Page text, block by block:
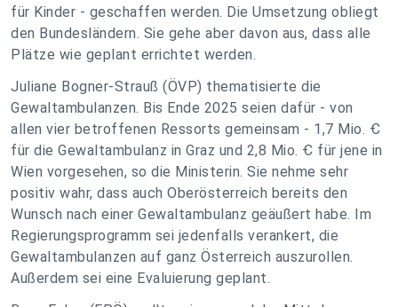
für Kinder - geschaffen werden. Die Umsetzung obliegt
den Bundesländern. Sie gehe aber davon aus, dass alle
Plätze wie geplant errichtet werden.
Juliane Bogner-Strauß (ÖVP) thematisierte die
Gewaltambulanzen. Bis Ende 2025 seien dafür - von
allen vier betroffenen Ressorts gemeinsam - 1,7 Mio. Ꞓ
für die Gewaltambulanz in Graz und 2,8 Mio. Ꞓ für jene in
Wien vorgesehen, so die Ministerin. Sie nehme sehr
positiv wahr, dass auch Oberösterreich bereits den
Wunsch nach einer Gewaltambulanz geäußert habe. Im
Regierungsprogramm sei jedenfalls verankert, die
Gewaltambulanzen auf ganz Österreich auszurollen.
Außerdem sei eine Evaluierung geplant.